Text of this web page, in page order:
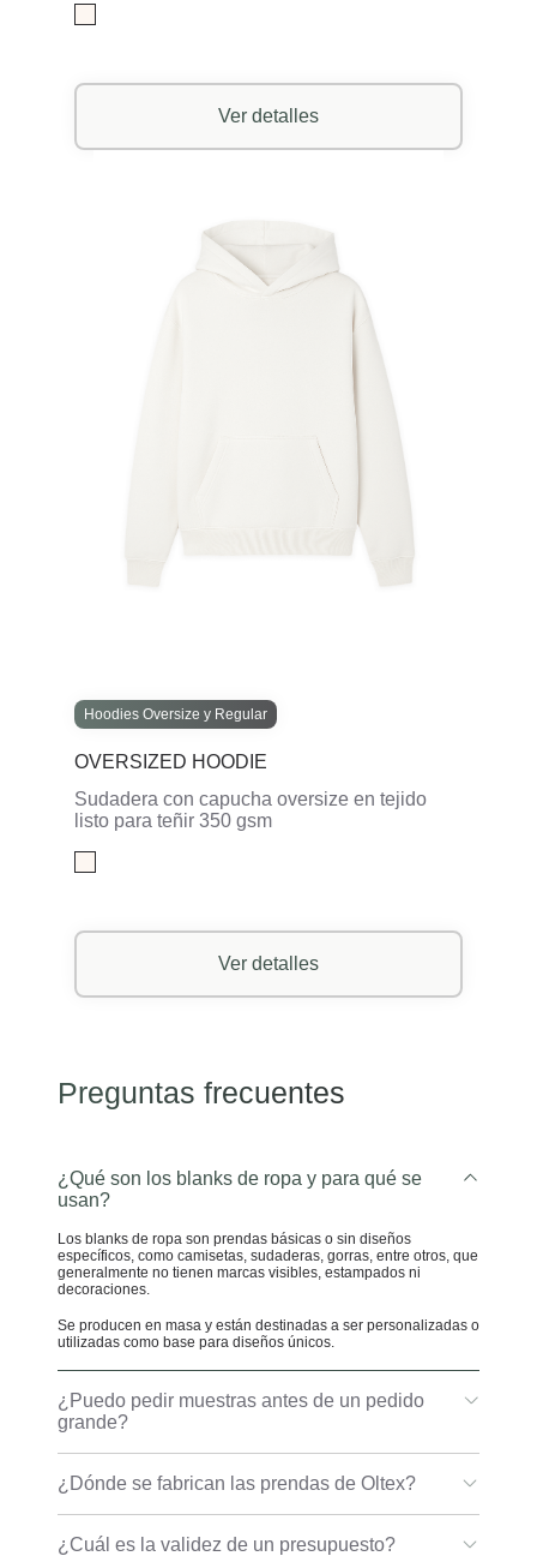
Ver detalles
Hoodies Oversize y Regular
OVERSIZED HOODIE
Sudadera con capucha oversize en tejido
listo para teñir 350 gsm
Ver detalles
Preguntas frecuentes
¿Qué son los blanks de ropa y para qué se
usan?
Los blanks de ropa son prendas básicas o sin diseños
específicos, como camisetas, sudaderas, gorras, entre otros, que
generalmente no tienen marcas visibles, estampados ni
decoraciones.
Se producen en masa y están destinadas a ser personalizadas o
utilizadas como base para diseños únicos.
¿Puedo pedir muestras antes de un pedido
grande?
¿Dónde se fabrican las prendas de Oltex?
¿Cuál es la validez de un presupuesto?